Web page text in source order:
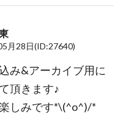
月28日(ID:27640)
み&アーカイブ用に
頂きます♪
しみです*\(^o^)/*